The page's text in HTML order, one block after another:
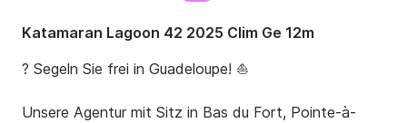
Katamaran Lagoon 42 2025 Clim Ge 12m
? Segeln Sie frei in Guadeloupe! ⛵
Unsere Agentur mit Sitz in Bas du Fort, Pointe-à-